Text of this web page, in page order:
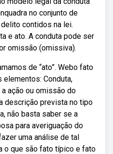
no conjunto de
contidos na lei.
e ato. A conduta pode ser
omissão (omissiva).
de “ato”. Webo fato
Conduta,
ação ou omissão do
descrição prevista no tipo
não basta saber se a
para averiguação do
uma análise de tal
o que são fato típico e fato